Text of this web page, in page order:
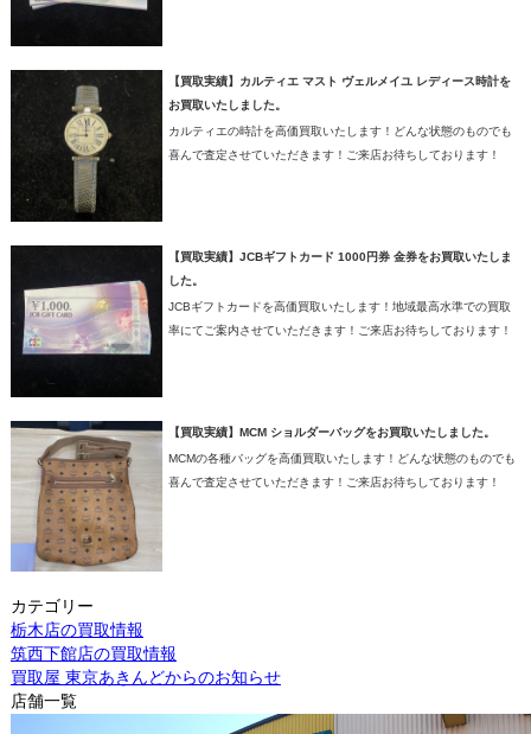
【買取実績】カルティエ マスト ヴェルメイユ レディース時計を
お買取いたしました。
カルティエの時計を高価買取いたします！どんな状態のものでも
喜んで査定させていただきます！ご来店お待ちしております！
【買取実績】JCBギフトカード 1000円券 金券をお買取いたしま
した。
JCBギフトカードを高価買取いたします！地域最高水準での買取
率にてご案内させていただきます！ご来店お待ちしております！
【買取実績】MCM ショルダーバッグをお買取いたしました。
MCMの各種バッグを高価買取いたします！どんな状態のものでも
喜んで査定させていただきます！ご来店お待ちしております！
カテゴリー
栃木店の買取情報
筑西下館店の買取情報
買取屋 東京あきんどからのお知らせ
店舗一覧